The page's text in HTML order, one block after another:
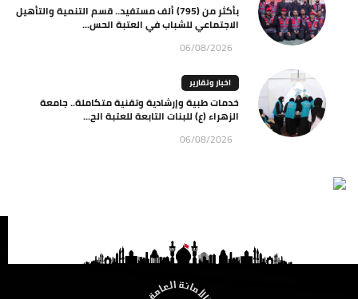
بأكثر من (795) ألف مستفيد.. قسم التنمية والتأهيل
الاجتماعي للشباب في العتبة الحس...
06/08/2026
اخبار وتقارير
خدمات طبية وإرشادية وتقنية متكاملة.. جامعة
الزهراء (ع) للبنات التابعة للعتبة الح...
06/08/2026